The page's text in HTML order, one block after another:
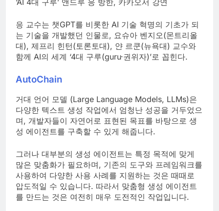
응 교수는 챗GPT를 비롯한 AI 기술 혁명의 기초가 되
는 기술을 개발했던 인물로, 요슈아 벤지오(몬트리올
대), 제프리 힌턴(토론토대), 얀 르쿤(뉴욕대) 교수와
함께 AI의 세계 ‘4대 구루(guru·권위자)’로 꼽힌다.
AutoChain
거대 언어 모델 (Large Language Models, LLMs)은
다양한 텍스트 생성 작업에서 엄청난 성공을 거두었으
며, 개발자들이 자연어로 표현된 목표를 바탕으로 생
성 에이전트를 구축할 수 있게 해줍니다.
그러나 대부분의 생성 에이전트는 특정 목적에 맞게
많은 맞춤화가 필요하며, 기존의 도구와 프레임워크를
사용하여 다양한 사용 사례를 지원하는 것은 때때로
압도적일 수 있습니다. 따라서 맞춤형 생성 에이전트
를 만드는 것은 여전히 매우 도전적인 작업입니다.